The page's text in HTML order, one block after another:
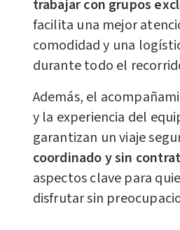
trabajar con grupos
facilita una mejor
comodidad y una
durante todo el
Además, el
y la experiencia del
garantizan un viaje
coordinado y sin
aspectos clave para
disfrutar sin